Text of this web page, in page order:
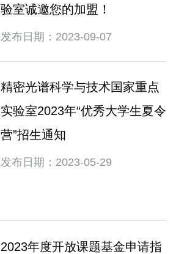
验室诚邀您的加盟！
发布日期：2023-09-07
精密光谱科学与技术国家重点
实验室2023年“优秀大学生夏令
营”招生通知
发布日期：2023-05-29
2023年度开放课题基金申请指